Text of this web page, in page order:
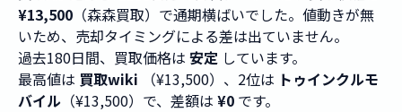
¥13,500 （森森買取）で通期横ばいでした。値動きが無
いため、売却タイミングによる差は出ていません。
過去180日間、買取価格は 安定 しています。
最高値は 買取wiki （¥13,500）、2位は トゥインクルモ
バイル （¥13,500）で、差額は ¥0 です。